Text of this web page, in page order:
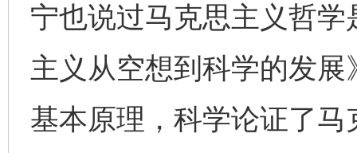
宁也说过马克思主义哲
主义从空想到科学的发
基本原理，科学论证了